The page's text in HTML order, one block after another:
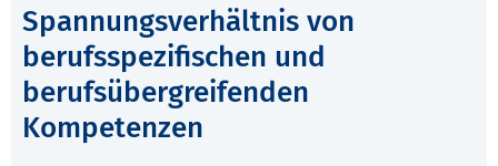
Spannungsverhältnis von
berufsspezifischen und
berufsübergreifenden
Kompetenzen